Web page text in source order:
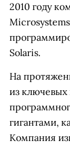
2010 году
Solaris.
На
из ключевых
гигантами,
Компания